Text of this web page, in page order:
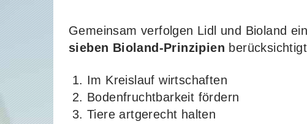
Gemeinsam verfolgen Lidl und Bioland
sieben Bioland-Prinzipien
Im Kreislauf wirtschaften
Bodenfruchtbarkeit fördern
Tiere artgerecht halten